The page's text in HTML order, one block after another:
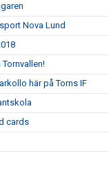
Nova Lund
här på Torns IF
cards